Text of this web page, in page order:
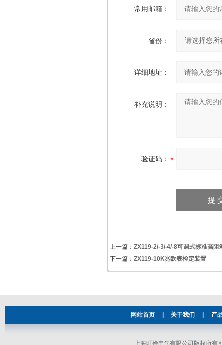
常用邮箱：
省份：
详细地址：
补充说明：
验证码：
上一篇： ZX119-2/-3/-4/-8可调式标准高阻
下一篇： ZX119-10K兆欧表检定装置
网站首页 关于我们 产
上海旺徐电气有限公司版权所有